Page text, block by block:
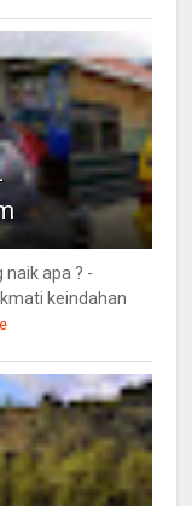
apa ? -
keindahan